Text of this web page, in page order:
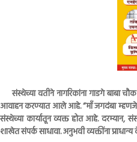
संस्थेच्या वतीने नागरिकांना गाडगे बाबा
आवाहन करण्यात आले आहे. “माँ जगदंबा म्हणजे
संस्थेच्या कार्यातून व्यक्त होत आहे. दरम्यान,
शाखेत संपर्क साधावा. अनुभवी व्यक्तींना